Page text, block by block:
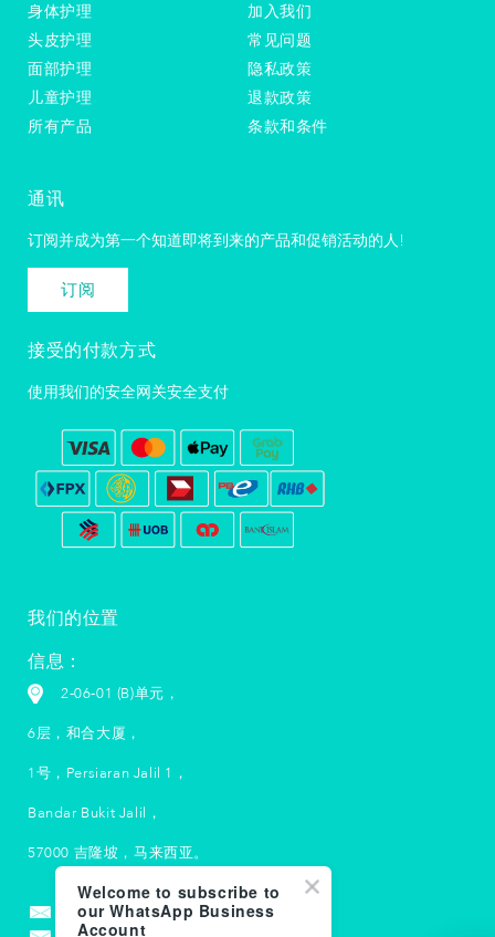
我们的位置
信息：
2-06-01 (B)单元，
6层，和合大厦，
1号，Persiaran Jalil 1，
Bandar Bukit Jalil，
57000 吉隆坡，马来西亚。
+603 50332790
info-my@suubalm.com
身体护理
头皮护理
面部护理
儿童护理
所有产品
加入我们
常见问题
隐私政策
退款政策
条款和条件
通讯
订阅并成为第一个知道即将到来的产品和促销活动的人!
订阅
接受的付款方式
使用我们的安全网关安全支付
Welcome to subscribe to
our WhatsApp Business
Account